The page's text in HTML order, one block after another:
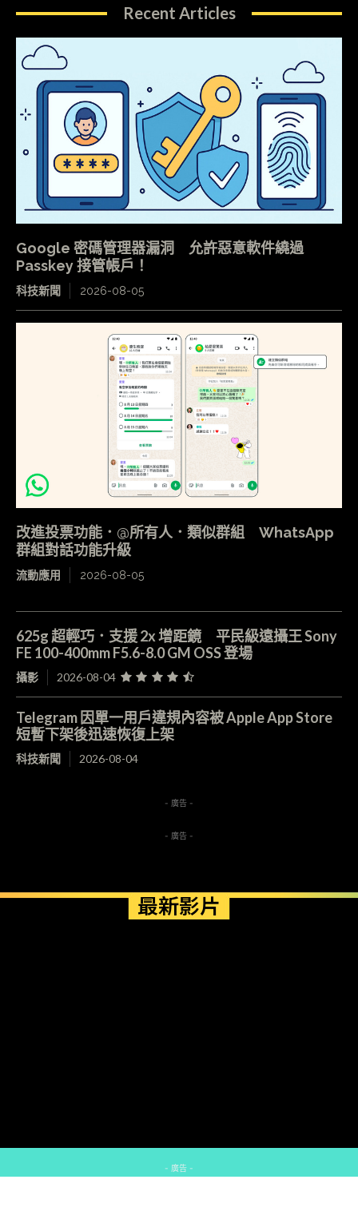
Recent Articles
Google 密碼管理器漏洞 允許惡意軟件繞過
Passkey 接管帳戶！
科技新聞 2026-08-05
改進投票功能．@所有人．類似群組 WhatsApp
群組對話功能升級
流動應用 2026-08-05
625g 超輕巧．支援 2x 增距鏡 平民級遠攝王 Sony
FE 100-400mm F5.6-8.0 GM OSS 登場
攝影 2026-08-04
Telegram 因單一用戶違規內容被 Apple App Store
短暫下架後迅速恢復上架
科技新聞 2026-08-04
- 廣告 -
- 廣告 -
最新影片
- 廣告 -